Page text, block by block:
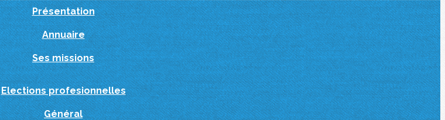
Présentation
Annuaire
Ses missions
Elections profesionnelles
Général